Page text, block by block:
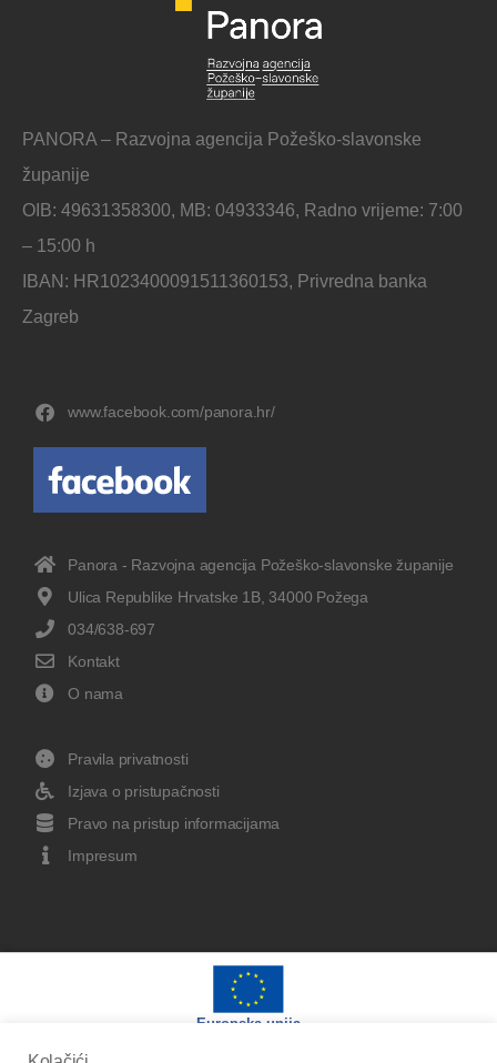
PANORA – Razvojna agencija Požeško-slavonske
županije
OIB: 49631358300, MB: 04933346, Radno vrijeme: 7:00
– 15:00 h
IBAN: HR1023400091511360153, Privredna banka
Zagreb
www.facebook.com/panora.hr/
Panora - Razvojna agencija Požeško-slavonske županije
Ulica Republike Hrvatske 1B, 34000 Požega
034/638-697
Kontakt
O nama
Pravila privatnosti
Izjava o pristupačnosti
Pravo na pristup informacijama
Impresum
Europska unija